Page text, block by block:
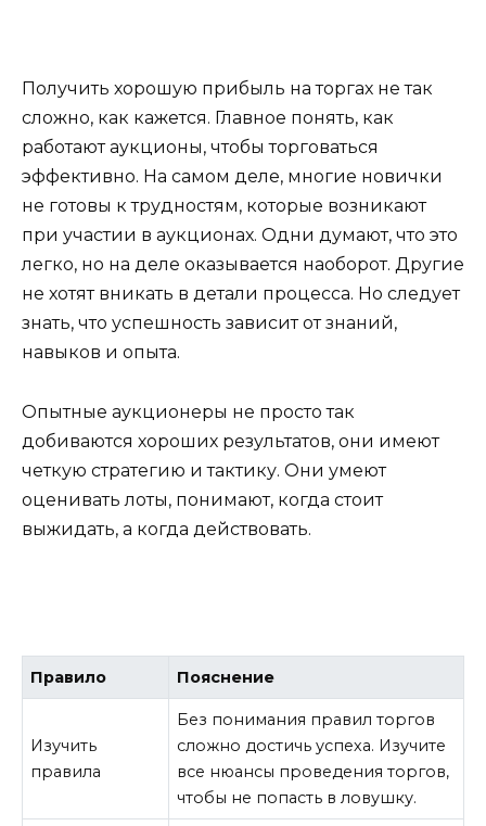
Получить хорошую прибыль на торгах не так
сложно, как кажется. Главное понять, как
работают аукционы, чтобы торговаться
эффективно. На самом деле, многие новички
не готовы к трудностям, которые возникают
при участии в аукционах. Одни думают, что это
легко, но на деле оказывается наоборот. Другие
не хотят вникать в детали процесса. Но следует
знать, что успешность зависит от знаний,
навыков и опыта.
Опытные аукционеры не просто так
добиваются хороших результатов, они имеют
четкую стратегию и тактику. Они умеют
оценивать лоты, понимают, когда стоит
выжидать, а когда действовать.
Правило Пояснение
Изучить
правила
Без понимания правил торгов
сложно достичь успеха. Изучите
все нюансы проведения торгов,
чтобы не попасть в ловушку.